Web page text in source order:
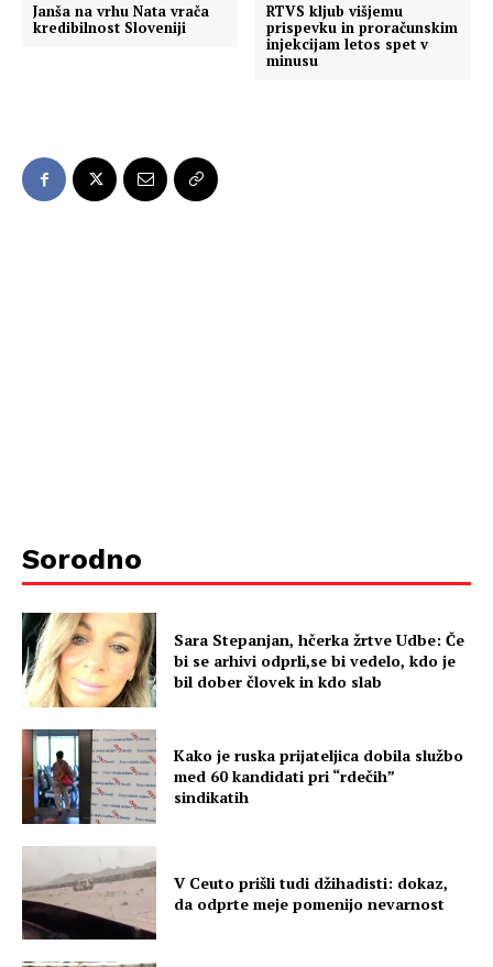
Janša na vrhu Nata vrača
kredibilnost Sloveniji
RTVS kljub višjemu
prispevku in proračunskim
injekcijam letos spet v
minusu
Sorodno
Sara Stepanjan, hčerka žrtve Udbe: Če
bi se arhivi odprli,se bi vedelo, kdo je
bil dober človek in kdo slab
Kako je ruska prijateljica dobila službo
med 60 kandidati pri “rdečih”
sindikatih
V Ceuto prišli tudi džihadisti: dokaz,
da odprte meje pomenijo nevarnost